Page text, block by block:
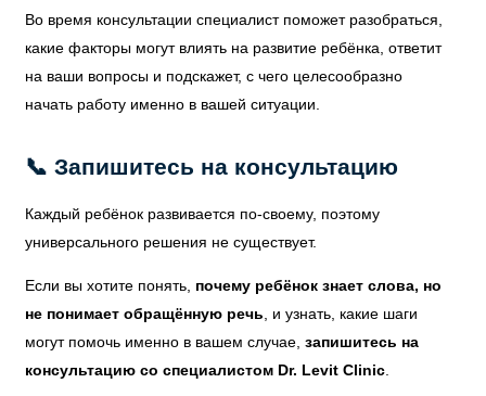
Во время консультации специалист поможет разобраться,
какие факторы могут влиять на развитие ребёнка, ответит
на ваши вопросы и подскажет, с чего целесообразно
начать работу именно в вашей ситуации.
📞 Запишитесь на консультацию
Каждый ребёнок развивается по-своему, поэтому
универсального решения не существует.
Если вы хотите понять, почему ребёнок знает слова, но
не понимает обращённую речь, и узнать, какие шаги
могут помочь именно в вашем случае, запишитесь на
консультацию со специалистом Dr. Levit Clinic.